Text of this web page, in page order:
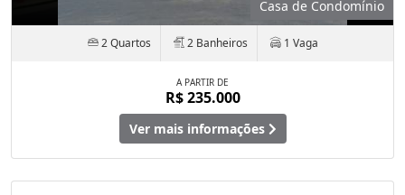
Casa de Condomínio
2 Quartos 2 Banheiros 1 Vaga
A PARTIR DE
R$ 235.000
Ver mais informações